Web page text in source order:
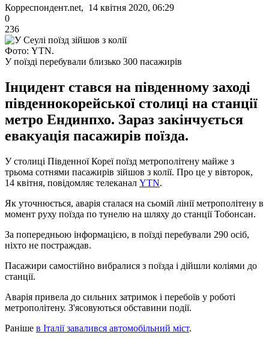
Корреспондент.net, 14 квітня 2020, 06:29
0
236
Фото: YTN.
У поїзді перебували близько 300 пасажирів
Інцидент стався на південному заході
південнокорейської столиці на станції
метро Ендинпхо. Зараз закінчується
евакуація пасажирів поїзда.
У столиці Південної Кореї поїзд метрополітену майже з
трьома сотнями пасажирів зійшов з колії. Про це у вівторок,
14 квітня, повідомляє телеканал YTN.
Як уточнюється, аварія сталася на сьомій лінії метрополітену в
момент руху поїзда по тунелю на шляху до станції Тобонсан.
За попередньою інформацією, в поїзді перебували 290 осіб,
ніхто не постраждав.
Пасажири самостійно вибралися з поїзда і дійшли коліями до
станції.
Аварія привела до сильних затримок і перебоїв у роботі
метрополітену. З'ясовуються обставини події.
Раніше в Італії завалився автомобільний міст.